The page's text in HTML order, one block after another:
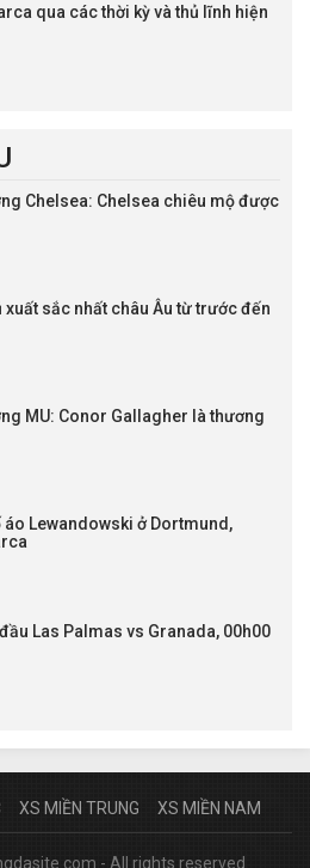
qua các thời kỳ và thủ lĩnh hiện
Chelsea: Chelsea chiêu mộ được
xuất sắc nhất châu Âu từ trước đến
MU: Conor Gallagher là thương
áo Lewandowski ở Dortmund,
Las Palmas vs Granada, 00h00
XS MIỀN TRUNG XS MIỀN NAM
- All rights reserved.